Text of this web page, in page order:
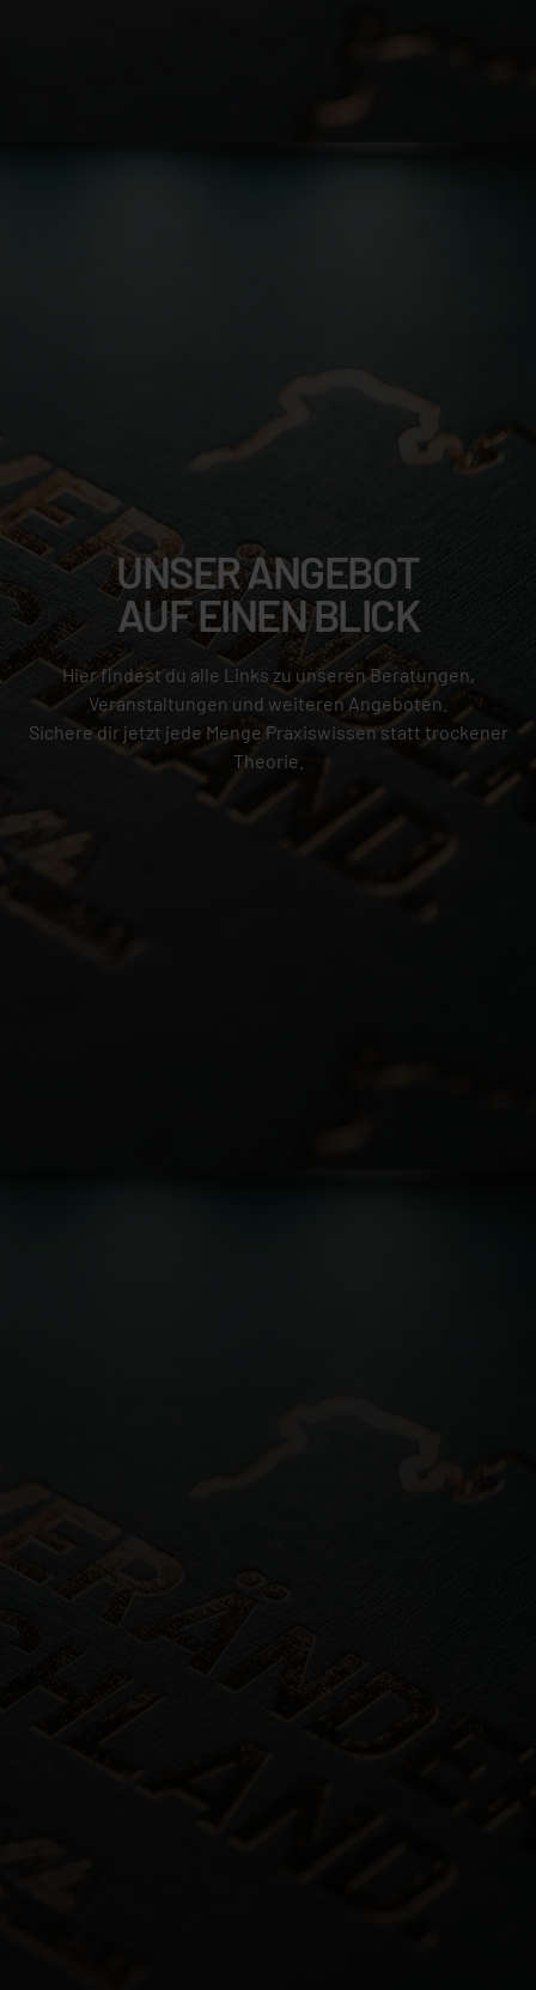
UNSER ANGEBOT
AUF EINEN BLICK
Hier findest du alle Links zu unseren Beratungen,
Veranstaltungen und weiteren Angeboten.
Sichere dir jetzt jede Menge Praxiswissen statt trockener
Theorie.